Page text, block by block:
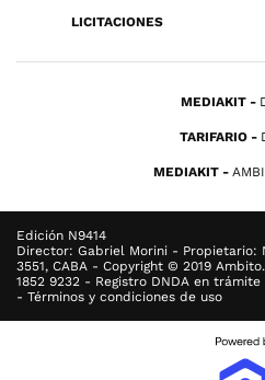
LICITACIONES
MEDIAKIT
TARIFARIO
MEDIAKIT
Edición N9414
Director: Gabriel Morini - Propietario:
3551, CABA - Copyright © 2019
1852 9232 - Registro DNDA en
- Términos y condiciones de uso